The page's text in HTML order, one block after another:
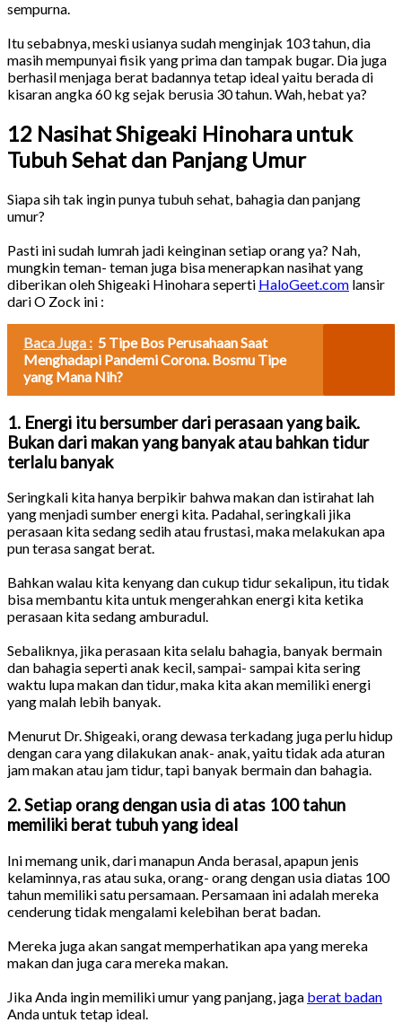
sempurna.
Itu sebabnya, meski usianya sudah menginjak 103 tahun, dia
masih mempunyai fisik yang prima dan tampak bugar. Dia juga
berhasil menjaga berat badannya tetap ideal yaitu berada di
kisaran angka 60 kg sejak berusia 30 tahun. Wah, hebat ya?
12 Nasihat Shigeaki Hinohara untuk
Tubuh Sehat dan Panjang Umur
Siapa sih tak ingin punya tubuh sehat, bahagia dan panjang
umur?
Pasti ini sudah lumrah jadi keinginan setiap orang ya? Nah,
mungkin teman- teman juga bisa menerapkan nasihat yang
diberikan oleh Shigeaki Hinohara seperti HaloGeet.com lansir
dari O Zock ini :
Baca Juga : 5 Tipe Bos Perusahaan Saat
Menghadapi Pandemi Corona. Bosmu Tipe
yang Mana Nih?
1. Energi itu bersumber dari perasaan yang baik.
Bukan dari makan yang banyak atau bahkan tidur
terlalu banyak
Seringkali kita hanya berpikir bahwa makan dan istirahat lah
yang menjadi sumber energi kita. Padahal, seringkali jika
perasaan kita sedang sedih atau frustasi, maka melakukan apa
pun terasa sangat berat.
Bahkan walau kita kenyang dan cukup tidur sekalipun, itu tidak
bisa membantu kita untuk mengerahkan energi kita ketika
perasaan kita sedang amburadul.
Sebaliknya, jika perasaan kita selalu bahagia, banyak bermain
dan bahagia seperti anak kecil, sampai- sampai kita sering
waktu lupa makan dan tidur, maka kita akan memiliki energi
yang malah lebih banyak.
Menurut Dr. Shigeaki, orang dewasa terkadang juga perlu hidup
dengan cara yang dilakukan anak- anak, yaitu tidak ada aturan
jam makan atau jam tidur, tapi banyak bermain dan bahagia.
2. Setiap orang dengan usia di atas 100 tahun
memiliki berat tubuh yang ideal
Ini memang unik, dari manapun Anda berasal, apapun jenis
kelaminnya, ras atau suka, orang- orang dengan usia diatas 100
tahun memiliki satu persamaan. Persamaan ini adalah mereka
cenderung tidak mengalami kelebihan berat badan.
Mereka juga akan sangat memperhatikan apa yang mereka
makan dan juga cara mereka makan.
Jika Anda ingin memiliki umur yang panjang, jaga berat badan
Anda untuk tetap ideal.